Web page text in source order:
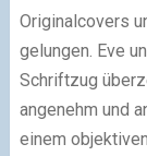
Originalcovers
gelungen. Eve
Schriftzug
angenehm und
einem